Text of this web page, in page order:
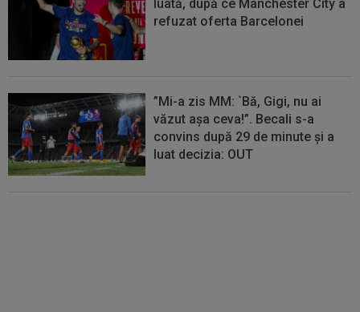
luată, după ce Manchester City a
refuzat oferta Barcelonei
”Mi-a zis MM: `Bă, Gigi, nu ai
văzut așa ceva!”. Becali s-a
convins după 29 de minute și a
luat decizia: OUT